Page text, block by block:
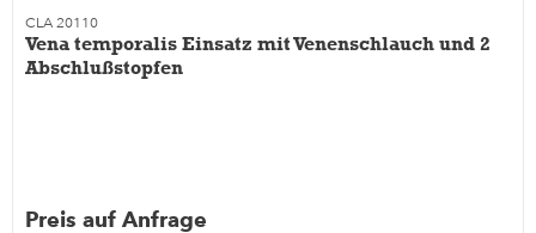
CLA 20110
Vena temporalis Einsatz mit Venenschlauch und 2
Abschlußstopfen
Preis auf Anfrage